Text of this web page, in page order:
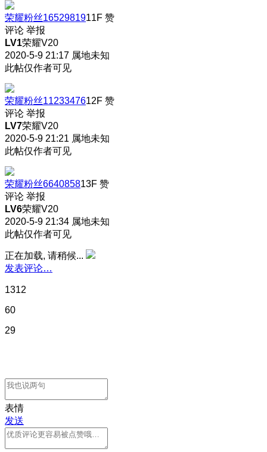
荣耀粉丝1652981911F 赞
评论 举报
LV1荣耀V20
2020-5-9 21:17 属地未知
此帖仅作者可见
荣耀粉丝1123347612F 赞
评论 举报
LV7荣耀V20
2020-5-9 21:21 属地未知
此帖仅作者可见
荣耀粉丝664085813F 赞
评论 举报
LV6荣耀V20
2020-5-9 21:34 属地未知
此帖仅作者可见
正在加载, 请稍候...
发表评论…
1312
60
29
表情
发送